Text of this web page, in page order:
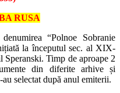
RUSA
“Polnoe Sobranie
la începutul sec. al XIX-
Timp de aproape 2
din diferite arhive și
selectat după anul emiterii.